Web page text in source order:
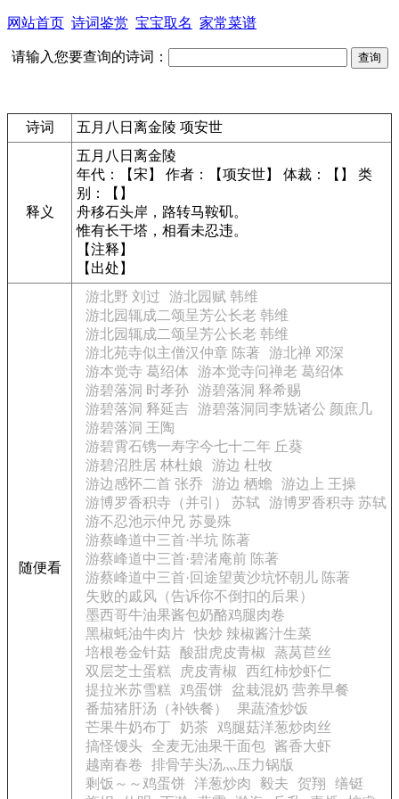
网站首页 诗词鉴赏 宝宝取名 家常菜谱
请输入您要查询的诗词：
诗词 五月八日离金陵 项安世
释义
五月八日离金陵
年代：【宋】 作者：【项安世】 体裁：【】 类
别：【】
舟移石头岸，路转马鞍矶。
惟有长干塔，相看未忍违。
【注释】
【出处】
随便看
游北野 刘过
游北园赋 韩维
游北园辄成二颂呈芳公长老 韩维
游北园辄成二颂呈芳公长老 韩维
游北苑寺似主僧汉仲章 陈著
游北禅 邓深
游本觉寺 葛绍体
游本觉寺问禅老 葛绍体
游碧落洞 时孝孙 游碧落洞 释希赐
游碧落洞 释延吉 游碧落洞同李兟诸公 颜庶几
游碧落洞 王陶
游碧霄石镌一寿字今七十二年 丘葵
游碧沼胜居 林杜娘
游边 杜牧
游边感怀二首 张乔
游边 栖蟾
游边上 王操
游博罗香积寺（并引） 苏轼 游博罗香积寺 苏轼
游不忍池示仲兄 苏曼殊
游蔡峰道中三首·半坑 陈著
游蔡峰道中三首·碧渚庵前 陈著
游蔡峰道中三首·回途望黄沙坑怀朝儿 陈著
失败的戚风（告诉你不倒扣的后果）
墨西哥牛油果酱包奶酪鸡腿肉卷
黑椒蚝油牛肉片 快炒 辣椒酱汁生菜
培根卷金针菇
酸甜虎皮青椒
蒸莴苣丝
双层芝士蛋糕
虎皮青椒
西红柿炒虾仁
提拉米苏雪糕
鸡蛋饼
盆栽混奶 营养早餐
番茄猪肝汤（补铁餐）
果蔬渣炒饭
芒果牛奶布丁
奶茶
鸡腿菇洋葱炒肉丝
搞怪馒头
全麦无油果干面包 酱香大虾
越南春卷
排骨芋头汤灬压力锅版
剩饭～～鸡蛋饼
洋葱炒肉 毅夫 贺翔
缮铤